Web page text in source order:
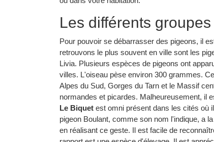
Les différents
Pour pouvoir se débarrasser des pigeons, il
retrouvons le plus souvent en ville sont les
Livia. Plusieurs espèces de pigeons ont
villes. L'oiseau pèse environ 300 grammes.
Alpes du Sud, Gorges du Tarn et le Massif
normandes et picardes. Malheureusement, il
Le Biquet est omni présent dans les cités où
pigeon Boulant, comme son nom l'indique, a
en réalisant ce geste. Il est facile de